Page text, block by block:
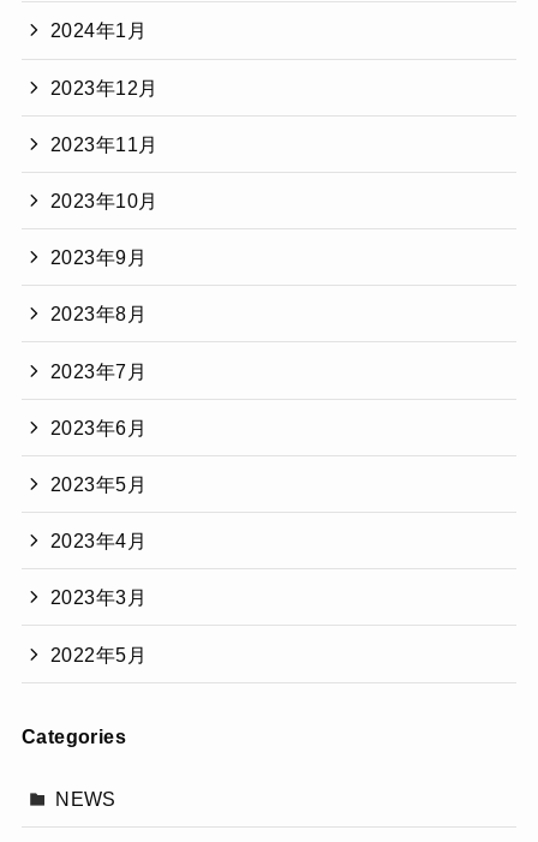
2024年1月
2023年12月
2023年11月
2023年10月
2023年9月
2023年8月
2023年7月
2023年6月
2023年5月
2023年4月
2023年3月
2022年5月
Categories
NEWS